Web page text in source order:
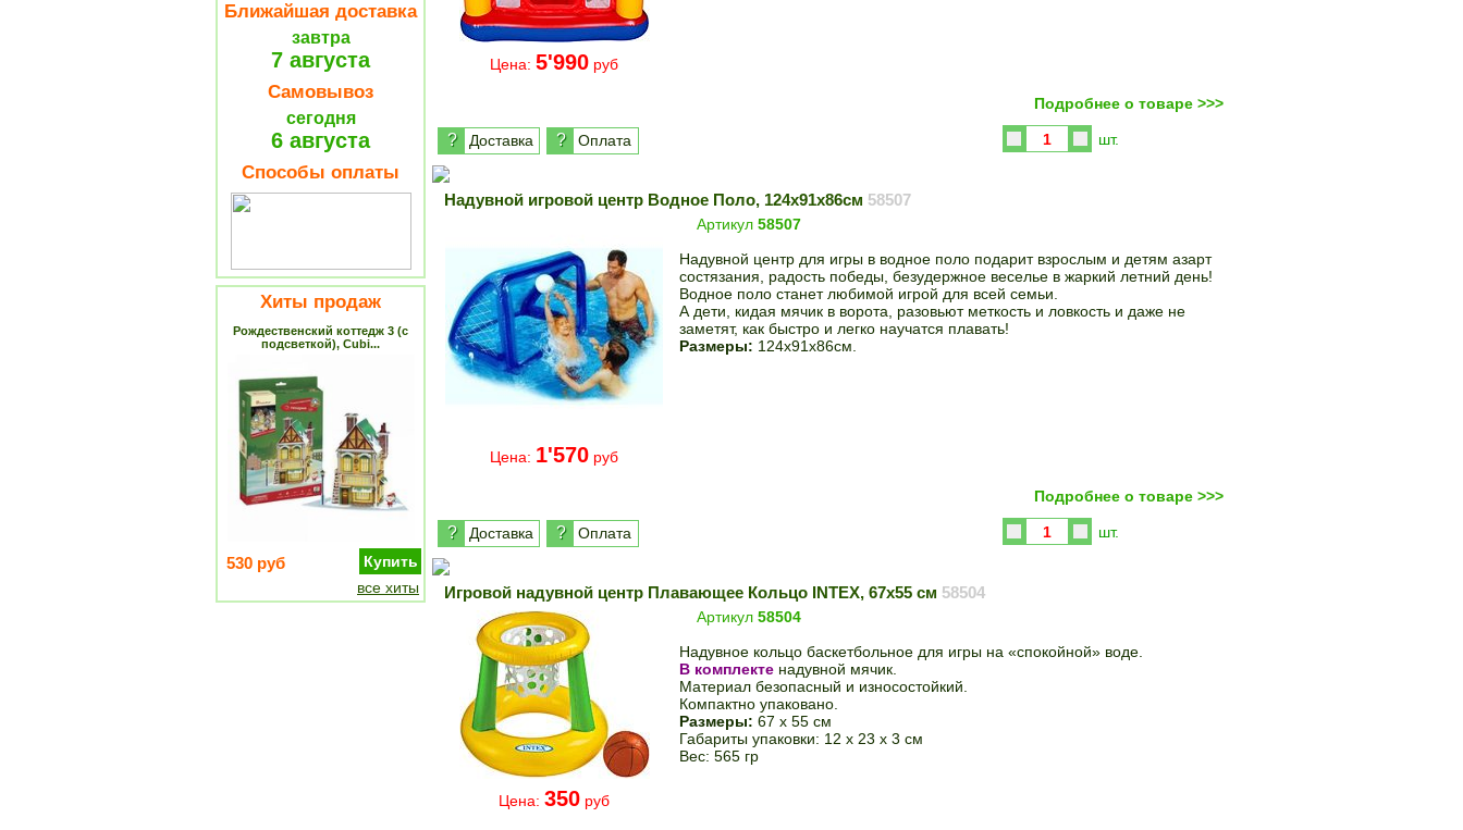
Ближайшая доставка
завтра
7 августа
Самовывоз
сегодня
6 августа
Способы оплаты
Хиты продаж
Рождественский коттедж 3 (с
подсветкой), Cubi...
530 руб
Купить
все хиты
Цена: 5'990 руб
? Доставка ? Оплата
Подробнее о товаре >>>
шт.
Надувной игровой центр Водное Поло, 124x91x86см 58507
Цена: 1'570 руб
Артикул 58507
Надувной центр для игры в водное поло подарит взрослым и детям азарт
состязания, радость победы, безудержное веселье в жаркий летний день!
Водное поло станет любимой игрой для всей семьи.
А дети, кидая мячик в ворота, разовьют меткость и ловкость и даже не
заметят, как быстро и легко научатся плавать!
Размеры: 124x91x86см.
? Доставка ? Оплата
Подробнее о товаре >>>
шт.
Игровой надувной центр Плавающее Кольцо INTEX, 67х55 см 58504
Цена: 350 руб
Артикул 58504
Надувное кольцо баскетбольное для игры на «спокойной» воде.
В комплекте надувной мячик.
Материал безопасный и износостойкий.
Компактно упаковано.
Размеры: 67 x 55 см
Габариты упаковки: 12 х 23 х 3 см
Вес: 565 гр